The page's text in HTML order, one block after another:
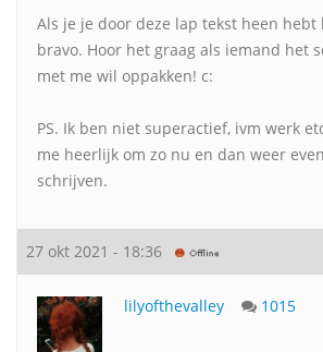
Als je je door deze lap tekst heen hebt
bravo. Hoor het graag als iemand het
met me wil oppakken! c:
PS. Ik ben niet superactief, ivm werk
me heerlijk om zo nu en dan weer
schrijven.
27 okt 2021 - 18:36
lilyofthevalley 1015